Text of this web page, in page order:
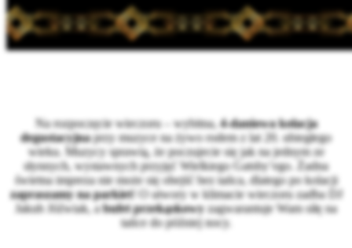
Na rozpoczęcie wieczoru – wybitna,4-daniowa kolacja
degustacyjnaprzy muzyce na żywo rodem z lat 20. ubiegłego
wieku. Muzycy sprawią, że poczujecie się jak na jednym ze
słynnych, wystawnych przyjęć Wielkiego Gatsby’ego. Żadna
świetna impreza nie może się obejść bez tańca, dlatego po kolacji
zapraszamy na parkiet! O utwory w klimacie wieczoru zadba DJ
Jakub Jóźwiak, abufet przekąskowyzagwarantuje Wam siłę na
tańce do później nocy.